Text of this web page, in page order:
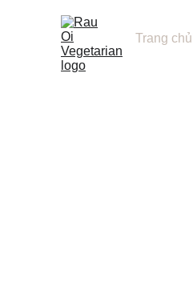
Trang chủ